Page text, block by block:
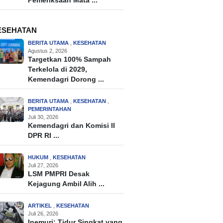
BERITA UTAMA , KESEHATAN
Agustus 2, 2026
Targetkan 100% Sampah
Terkelola di 2029,
Kemendagri Dorong ...
BERITA UTAMA , KESEHATAN ,
PEMERINTAHAN
Juli 30, 2026
Kemendagri dan Komisi II
DPR RI ...
HUKUM , KESEHATAN
Juli 27, 2026
LSM PMPRI Desak
Kejagung Ambil Alih ...
ARTIKEL , KESEHATAN
Juli 26, 2026